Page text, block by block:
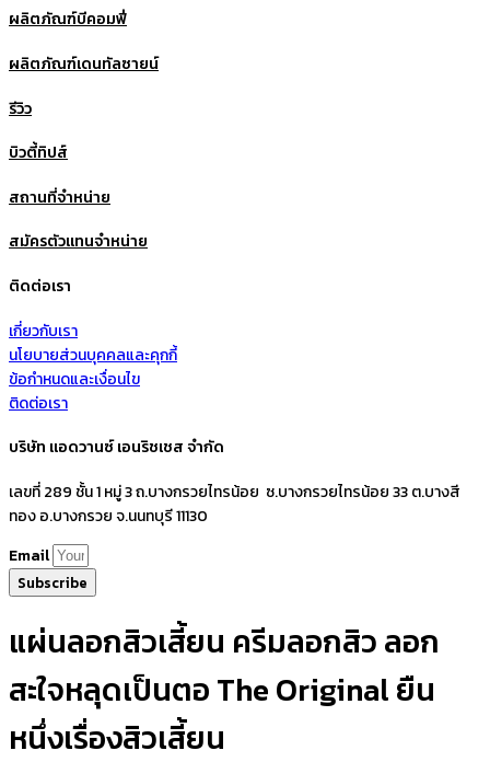
ผลิตภัณฑ์บีคอมฟี่
ผลิตภัณฑ์เดนทัลซายน์
รีวิว
บิวตี้ทิปส์
สถานที่จำหน่าย
สมัครตัวแทนจำหน่าย
ติดต่อเรา
เกี่ยวกับเรา
นโยบายส่วนบุคคลและคุกกี้
ข้อกำหนดและเงื่อนไข
ติดต่อเรา
บริษัท แอดวานซ์ เอนริชเชส จำกัด
เลขที่ 289 ชั้น 1 หมู่ 3 ถ.บางกรวยไทรน้อย ซ.บางกรวยไทรน้อย 33 ต.บางสี
ทอง อ.บางกรวย จ.นนทบุรี 11130
Email
Subscribe
แผ่นลอกสิวเสี้ยน ครีมลอกสิว ลอก
สะใจหลุดเป็นตอ The Original ยืน
หนึ่งเรื่องสิวเสี้ยน